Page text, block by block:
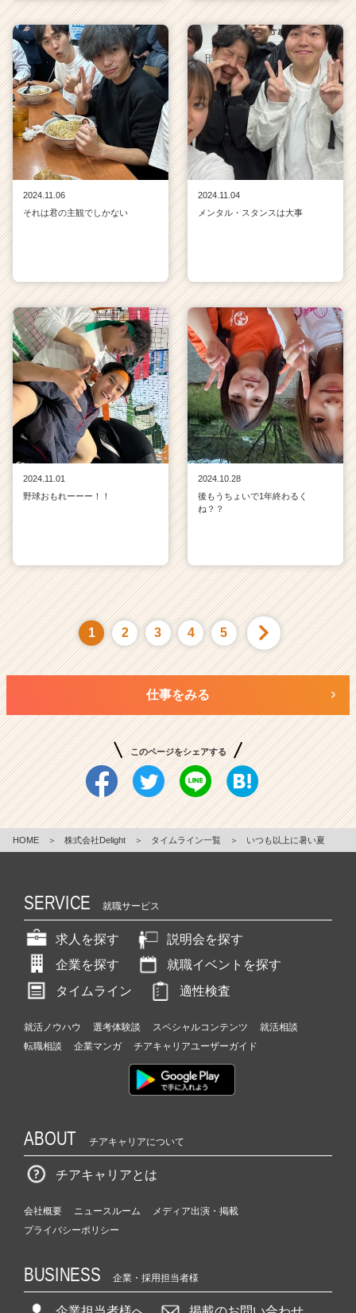
2024.11.06
それは君の主観でしかない
2024.11.04
メンタル・スタンスは大事
2024.11.01
野球おもれーーー！！
2024.10.28
後もうちょいで1年終わるく
ね？？
1 2 3 4 5
仕事をみる
このページをシェアする
HOME ＞ 株式会社Delight ＞ タイムライン一覧 ＞ いつも以上に暑い夏
SERVICE 就職サービス
求人を探す
説明会を探す
企業を探す
就職イベントを探す
タイムライン
適性検査
就活ノウハウ 選考体験談 スペシャルコンテンツ
就活相談
転職相談
企業マンガ チアキャリアユーザーガイド
ABOUT チアキャリアについて
チアキャリアとは
会社概要 ニュースルーム
メディア出演・掲載
プライバシーポリシー
BUSINESS 企業・採用担当者様